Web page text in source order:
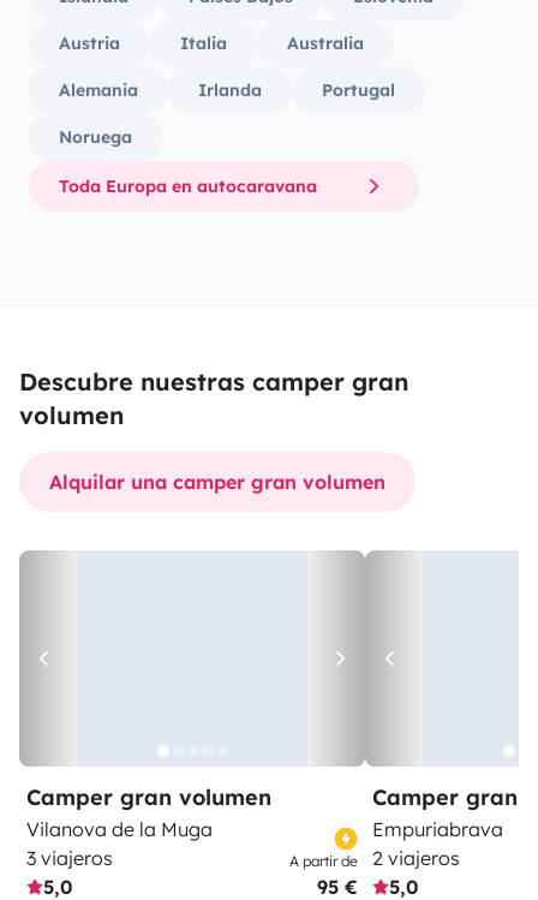
Austria Italia Australia
Alemania Irlanda Portugal
Noruega
Toda Europa en autocaravana
Descubre nuestras camper gran
volumen
Alquilar una camper gran volumen
Camper gran volumen
Vilanova de la Muga
3 viajeros
5,0
A partir de
95 €
Camper gran
Empuriabrava
2 viajeros
5,0